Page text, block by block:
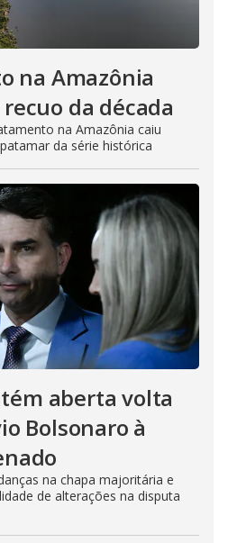
na Amazônia
da década
na Amazônia caiu
da série histórica
aberta volta
Bolsonaro à
na chapa majoritária e
de alterações na disputa